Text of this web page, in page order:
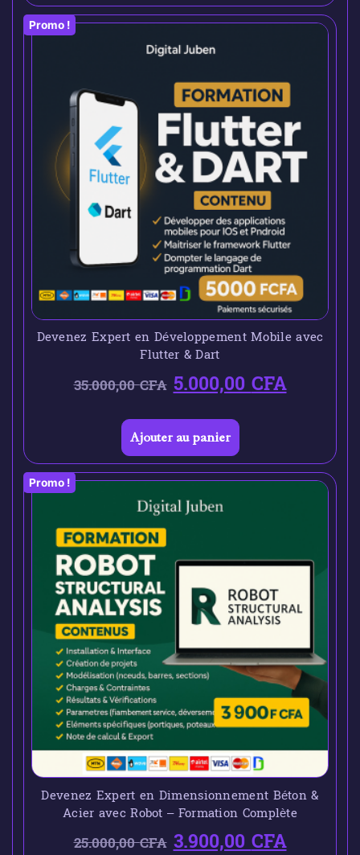
Promo !
Devenez Expert en Développement Mobile avec
Flutter & Dart
35.000,00CFA 5.000,00CFA
Ajouter au panier
Promo !
Devenez Expert en Dimensionnement Béton &
Acier avec Robot – Formation Complète
25.000,00CFA 3.900,00CFA